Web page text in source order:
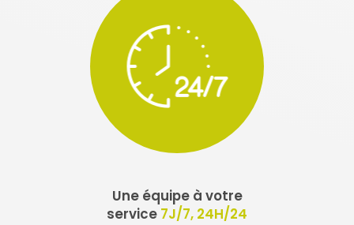
Une équipe à votre
service 7J/7, 24H/24